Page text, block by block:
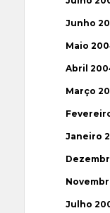
Junho
Maio
Abril
Março
Janeiro
Julho